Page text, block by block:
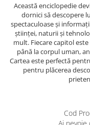
Caiete dictando
Caiete matematică
Caiete muzică
Caiete geografie și
Caiete tip I, II și III
Caiete foi veline
Rezerve pentru caiete
Blocuri de desen
Această enciclopedie
dornici să descopere
spectaculoase și
științei, naturii și
mult. Fiecare capitol
până la corpul uman,
Cartea este perfectă
pentru plăcerea
Cod